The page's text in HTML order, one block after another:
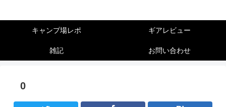
キャンプ場レポ ギアレビュー
雑記 お問い合わせ
0